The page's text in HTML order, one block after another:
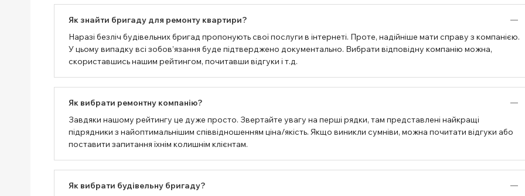
Як знайти бригаду для ремонту квартири?
Наразі безліч будівельних бригад пропонують свої послуги в інтернеті. Проте, надійніше мати справу з компанією.
У цьому випадку всі зобов’язання буде підтверджено документально. Вибрати відповідну компанію можна,
скориставшись нашим рейтингом, почитавши відгуки і т.д.
Як вибрати ремонтну компанію?
Завдяки нашому рейтингу це дуже просто. Звертайте увагу на перші рядки, там представлені найкращі
підрядники з найоптимальнішим співвідношенням ціна/якість. Якщо виникли сумніви, можна почитати відгуки або
поставити запитання їхнім колишнім клієнтам.
Як вибрати будівельну бригаду?